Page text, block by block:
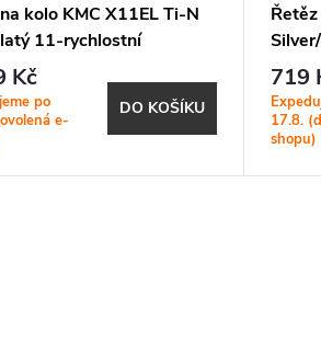
kolo KMC X11EL Ti-N
11-rychlostní
Kč
po
e-
DO KOŠÍKU
719
17.8.
shopu)